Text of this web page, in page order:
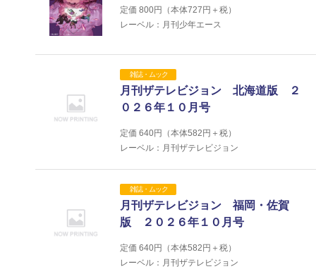
定価 800円（本体727 円＋税）
レーベル：月刊少年エース
雑誌・ムック
月刊ザテレビジョン 北海道版 ２
０２６年１０月号
定価 640円（本体582 円＋税）
レーベル：月刊ザテレビジョン
雑誌・ムック
月刊ザテレビジョン 福岡・佐賀
版 ２０２６年１０月号
定価 640円（本体582 円＋税）
レーベル：月刊ザテレビジョン